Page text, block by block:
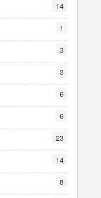
14
1
3
3
6
6
23
14
8